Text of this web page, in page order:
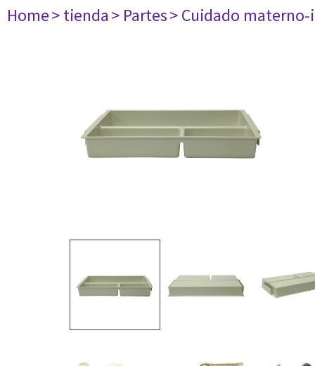
Home> tienda> Partes> Cuidado